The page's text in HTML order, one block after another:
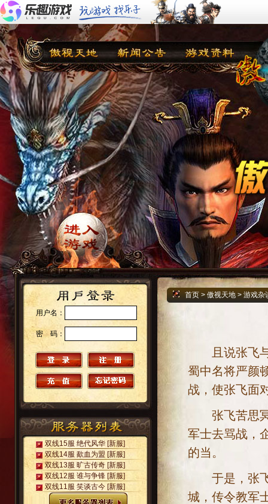
用户名：
密 码：
双线15服 绝代风华 [新服]
双线14服 歃血为盟 [新服]
双线13服 旷古传奇 [新服]
双线12服 谁与争锋 [新服]
双线11服 笑谈古今 [新服]
首页 > 傲视天地 > 游戏杂
且说张飞与
蜀中名将严颜
战，使张飞面
张飞苦思冥
军士去骂战，
的当。
于是，张飞
城，传令教军